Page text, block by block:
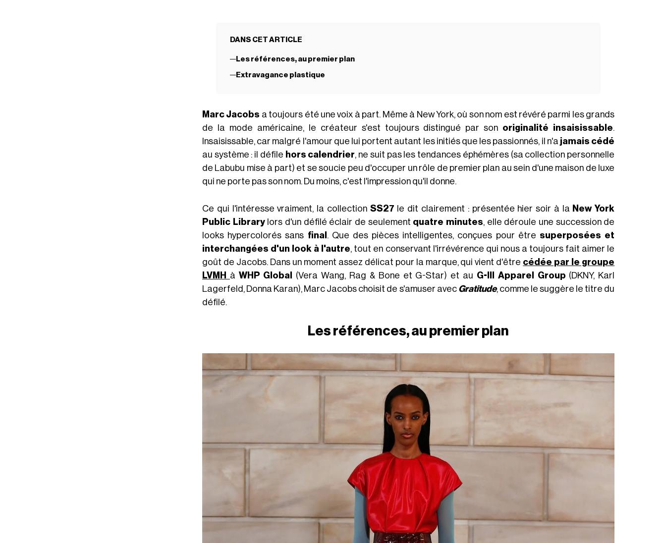
DANS CET ARTICLE
Les références, au premier plan
Extravagance plastique
Marc Jacobs a toujours été une voix à part. Même à New York, où son nom est révéré parmi les grands
de la mode américaine, le créateur s'est toujours distingué par son originalité insaisissable.
Insaisissable, car malgré l'amour que lui portent autant les initiés que les passionnés, il n'a jamais cédé
au système : il défile hors calendrier, ne suit pas les tendances éphémères (sa collection personnelle
de Labubu mise à part) et se soucie peu d'occuper un rôle de premier plan au sein d'une maison de luxe
qui ne porte pas son nom. Du moins, c'est l'impression qu'il donne.
Ce qui l'intéresse vraiment, la collection SS27 le dit clairement : présentée hier soir à la New York
Public Librarylors d'un défilé éclair de seulement quatre minutes, elle déroule une succession de
looks hypercolorés sans final . Que des pièces intelligentes, conçues pour être superposées et
interchangées d'un look à l'autre, tout en conservant l'irrévérence qui nous a toujours fait aimer le
goût de Jacobs. Dans un moment assez délicat pour la marque, qui vient d'être cédée par le groupe
LVMH
à WHP Global (Vera Wang, Rag & Bone et G-Star) et au G-III Apparel Group (DKNY, Karl
Lagerfeld, Donna Karan), Marc Jacobs choisit de s'amuser avec Gratitude, comme le suggère le titre du
défilé.
Les références, au premier plan